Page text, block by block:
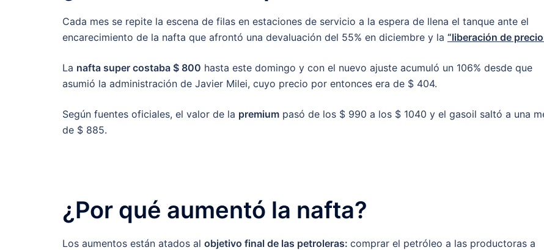
Cada mes se repite la escena de filas en estaciones de servicio a la espera de llena el tanque ante el
encarecimiento de la nafta que afrontó una devaluación del 55% en diciembre y la “liberación de
La nafta super costaba $ 800 hasta este domingo y con el nuevo ajuste acumuló un 106% desde que
asumió la administración de Javier Milei, cuyo precio por entonces era de $ 404.
Según fuentes oficiales, el valor de la premium pasó de los $ 990 a los $ 1040 y el gasoil saltó a una
de $ 885.
¿Por qué aumentó la nafta?
Los aumentos están atados al objetivo final de las petroleras: comprar el petróleo a las productoras a